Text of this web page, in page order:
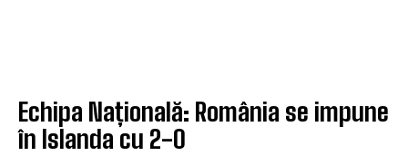
Echipa Națională: România se impune
în Islanda cu 2-0